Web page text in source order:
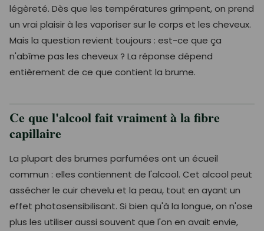
légèreté. Dès que les températures grimpent, on prend
un vrai plaisir à les vaporiser sur le corps et les cheveux.
Mais la question revient toujours : est-ce que ça
n'abîme pas les cheveux ? La réponse dépend
entièrement de ce que contient la brume.
Ce que l'alcool fait vraiment à la fibre
capillaire
La plupart des brumes parfumées ont un écueil
commun : elles contiennent de l'alcool. Cet alcool peut
assécher le cuir chevelu et la peau, tout en ayant un
effet photosensibilisant. Si bien qu'à la longue, on n'ose
plus les utiliser aussi souvent que l'on en avait envie,